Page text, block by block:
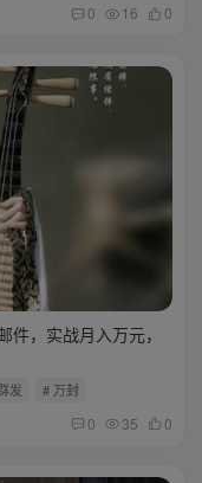
0 16 0
，实战月入万元，
发 # 万封
0 35 0